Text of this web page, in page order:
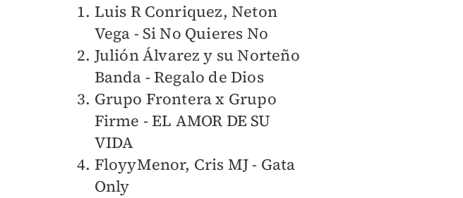
Luis R Conriquez, Neton
Vega - Si No Quieres No
Julión Álvarez y su Norteño
Banda - Regalo de Dios
Grupo Frontera x Grupo
Firme - EL AMOR DE SU
VIDA
FloyyMenor, Cris MJ - Gata
Only